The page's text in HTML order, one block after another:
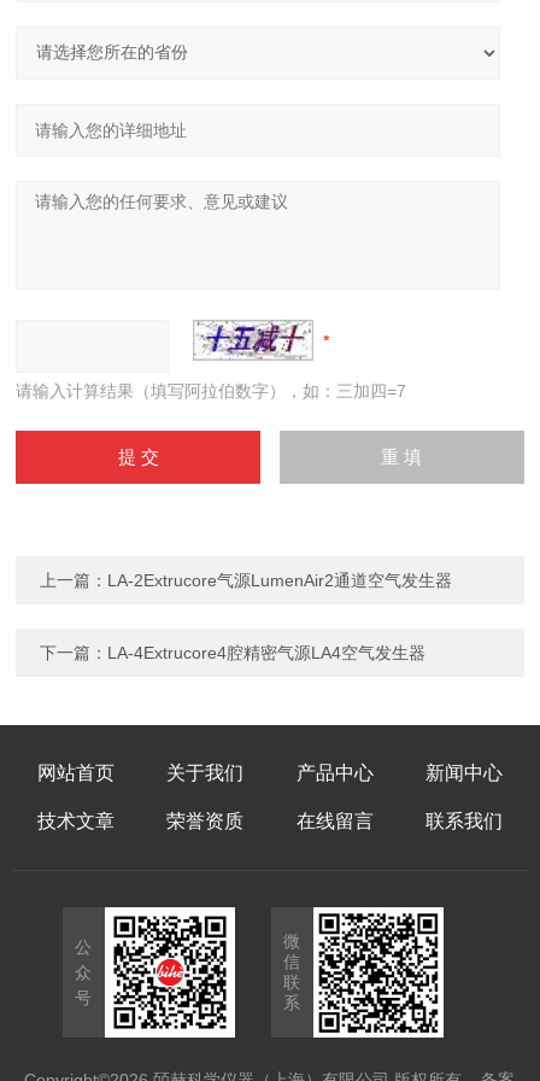
请输入计算结果（填写阿拉伯数字），如：三加四=7
上一篇： LA-2Extrucore气源LumenAir2通道空气发生器
下一篇： LA-4Extrucore4腔精密气源LA4空气发生器
网站首页 关于我们 产品中心 新闻中心
技术文章 荣誉资质 在线留言 联系我们
公
众
号
微
信
联
系